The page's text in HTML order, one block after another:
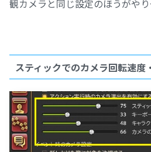
観カメラと同じ設定のほうがやり
スティックでのカメラ回転速度